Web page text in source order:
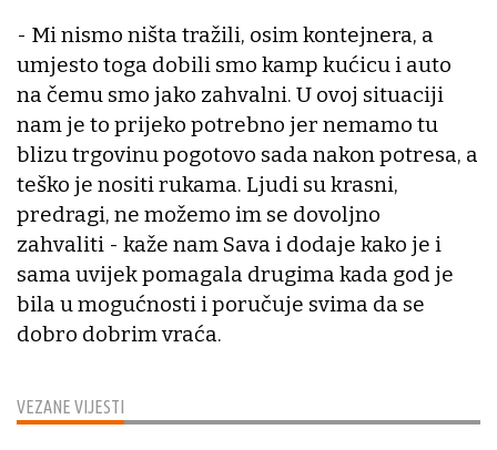
VEZANE VIJESTI
- Mi nismo ništa tražili, osim kontejnera, a
umjesto toga dobili smo kamp kućicu i auto
na čemu smo jako zahvalni. U ovoj situaciji
nam je to prijeko potrebno jer nemamo tu
blizu trgovinu pogotovo sada nakon potresa, a
teško je nositi rukama. Ljudi su krasni,
predragi, ne možemo im se dovoljno
zahvaliti - kaže nam Sava i dodaje kako je i
sama uvijek pomagala drugima kada god je
bila u mogućnosti i poručuje svima da se
dobro dobrim vraća.